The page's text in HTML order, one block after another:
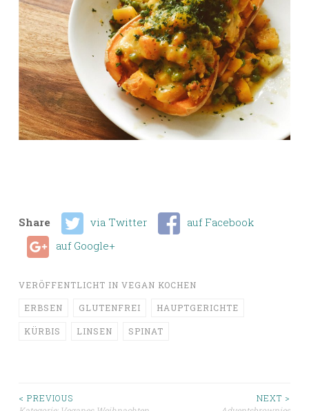
Share via Twitter
auf Facebook
auf Google+
VERÖFFENTLICHT IN VEGAN KOCHEN
ERBSEN GLUTENFREI HAUPTGERICHTE
KÜRBIS LINSEN SPINAT
Beitragsnavigation
< PREVIOUS
NEXT >